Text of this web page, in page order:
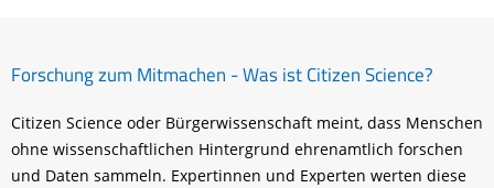
Forschung zum Mitmachen - Was ist Citizen Science?
Citizen Science oder Bürgerwissenschaft meint, dass Menschen
ohne wissenschaftlichen Hintergrund ehrenamtlich forschen
und Daten sammeln. Expertinnen und Experten werten diese